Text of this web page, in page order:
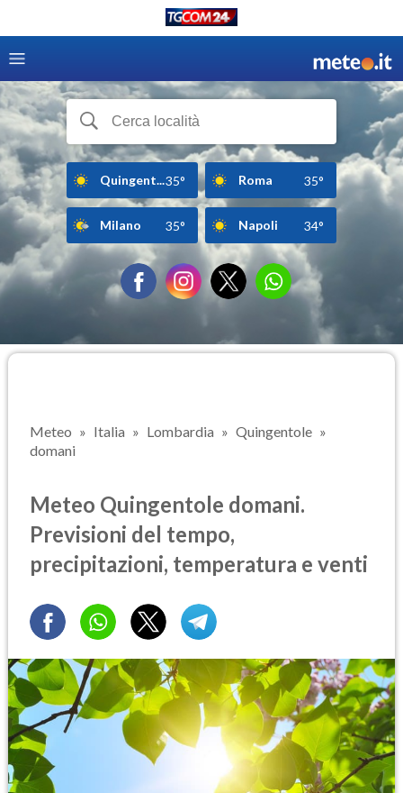
Quingent...35° Roma 35°
Milano 35° Napoli 34°
Meteo Italia Lombardia
Quingentole
domani
Meteo Quingentole domani.
Previsioni del tempo,
precipitazioni, temperatura e venti